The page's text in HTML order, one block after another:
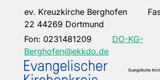
ev. Kreuzkirche Berghofen
22 44269 Dortmund
Fon: 0231481209
DO-KG-
Berghofen@ekkdo.de